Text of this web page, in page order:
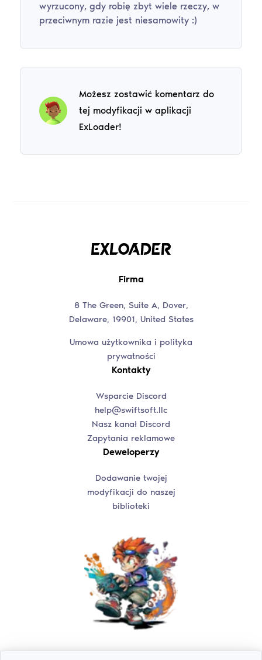
wyrzucony, gdy robię zbyt wiele rzeczy, w
przeciwnym razie jest niesamowity :)
Możesz zostawić komentarz do
tej modyfikacji w aplikacji
ExLoader!
Firma
8 The Green, Suite A, Dover,
Delaware, 19901, United States
Umowa użytkownika i polityka
prywatności
Kontakty
Wsparcie Discord
help@swiftsoft.llc
Nasz kanał Discord
Zapytania reklamowe
Deweloperzy
Dodawanie twojej
modyfikacji do naszej
biblioteki